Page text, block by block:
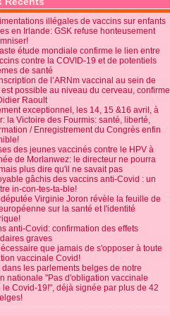
illégales de vaccins sur enfants
en Irlande: GSK refuse honteusement
étude mondiale confirme le lien entre
contre la COVID-19 et de potentiels
de santé
de l’ARNm vaccinal au sein de
est possible au niveau du cerveau, confirme
Raoult
exceptionnel, les 14, 15 &16 avril, à
la Victoire des Fourmis: santé, liberté,
/ Enregistrement du Congrès enfin
des jeunes vaccinés contre le HPV à
de Morlanwez: le directeur ne pourra
plus dire qu'il ne savait pas
gâchis des vaccins anti-Covid : un
in-con-tes-ta-ble!
Virginie Joron révèle la feuille de
sur la santé et l'identité
anti-Covid: confirmation des effets
graves
que jamais de s'opposer à toute
vaccinale Covid!
dans les parlements belges de notre
nationale "Pas d'obligation vaccinale
le Covid-19!", déjà signée par plus de 42